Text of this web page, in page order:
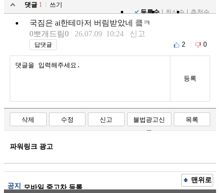
댓글 1
쓰기
등록순
최신순 추천순
국짐은 ai한테마저 버림받았네 킄ㅋ
0뽀개드림0
26.07.09 10:24 신고
답댓글 2 0
등록
삭제 수정 신고
불법광고신
고
목록
파워링크 광고
공지 모바일 중고차 등록
맨위로